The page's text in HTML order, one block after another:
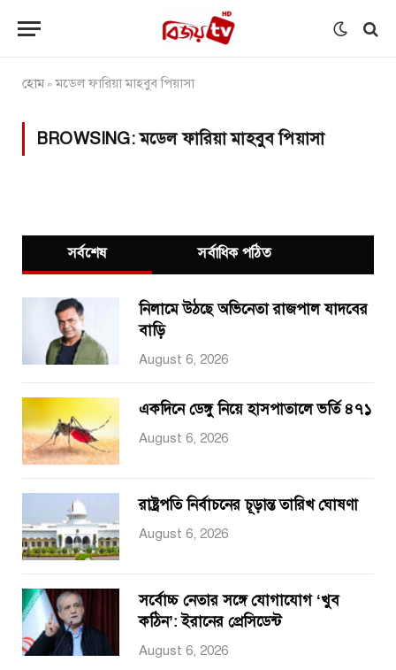
হোম»মডেল ফারিয়া মাহবুব পিয়াসা
BROWSING:মডেল ফারিয়া মাহবুব পিয়াসা
সর্বশেষ সর্বাধিক পঠিত
নিলামে উঠছে অভিনেতা রাজপাল যাদবের
বাড়ি
August 6, 2026
একদিনে ডেঙ্গু নিয়ে হাসপাতালে ভর্তি ৪৭১
August 6, 2026
রাষ্ট্রপতি নির্বাচনের চূড়ান্ত তারিখ ঘোষণা
August 6, 2026
সর্বোচ্চ নেতার সঙ্গে যোগাযোগ ‘খুব
কঠিন’: ইরানের প্রেসিডেন্ট
August 6, 2026